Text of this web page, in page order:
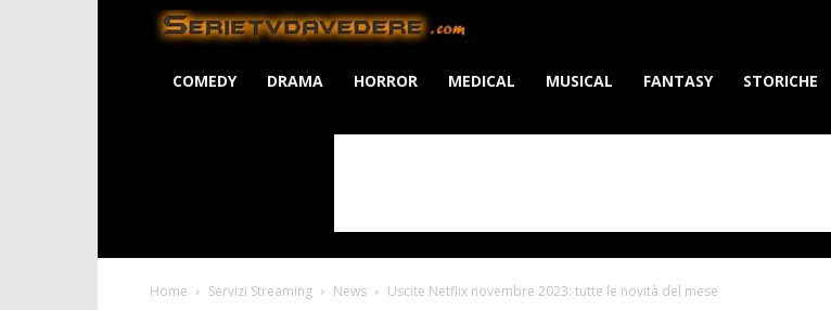
COMEDY DRAMA HORROR MEDICAL MUSICAL FANTASY STORICHE
Home Servizi Streaming News Uscite Netflix novembre 2023: tutte le novità del mese